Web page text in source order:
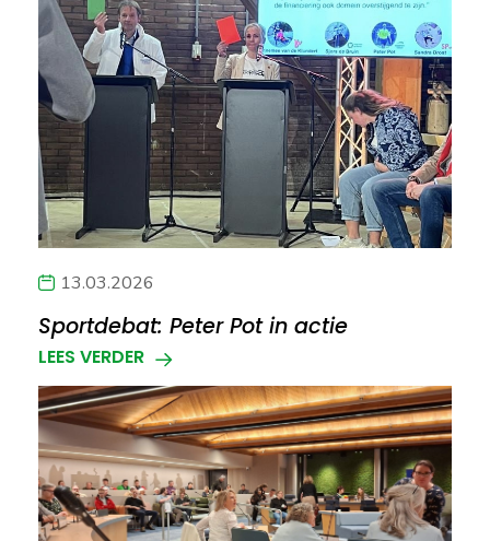
13.03.2026
Sportdebat: Peter Pot in actie
LEES VERDER